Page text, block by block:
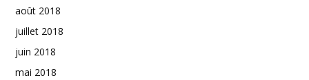
août 2018
juillet 2018
juin 2018
mai 2018